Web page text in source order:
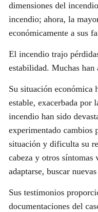
dimensiones del
incendio; ahora, la
económicamente a sus
El incendio trajo
estabilidad. Muchas han
Su situación económica
estable, exacerbada por
incendio han sido
experimentado cambios
situación y dificulta su
cabeza y otros síntomas
adaptarse, buscar
Sus testimonios
documentaciones del